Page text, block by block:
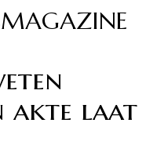
akte laat